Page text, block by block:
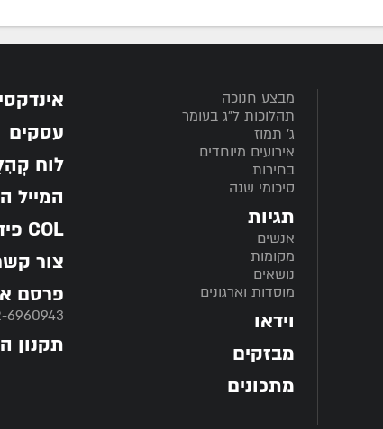
מבצע חנוכה
תהלוכות ל"ג בעומר
ג' תמוז
אירועים מיוחדים
בחירות
סיכומי שנה
תגיות
אנשים
מקומות
נושאים
מוסדות וארגונים
וידאו
מבזקים
מתכונים
עסקים
לוח
המייל
COL פיד
צור
פרסם
6960943
תקנון